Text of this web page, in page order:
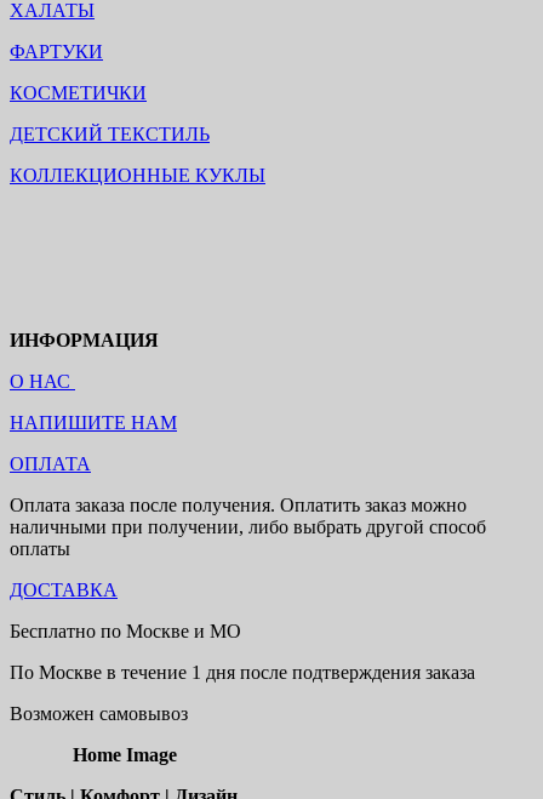
ХАЛАТЫ
ФАРТУКИ
КОСМЕТИЧКИ
ДЕТСКИЙ ТЕКСТИЛЬ
КОЛЛЕКЦИОННЫЕ КУКЛЫ
ИНФОРМАЦИЯ
О НАС
НАПИШИТЕ НАМ
ОПЛАТА
Оплата заказа после получения. Оплатить заказ можно
наличными при получении, либо выбрать другой способ
оплаты
ДОСТАВКА
Бесплатно по Москве и МО
По Москве в течение 1 дня после подтверждения заказа
Возможен самовывоз
Home Image